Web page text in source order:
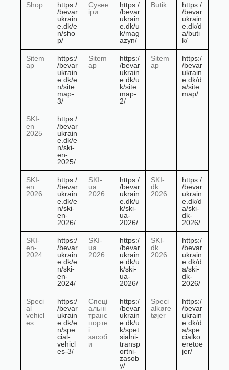
Shop
https:/
/bevar
ukrain
e.dk/e
n/sho
p/
Сувен
іри
https:/
/bevar
ukrain
e.dk/u
k/mag
azyn/
Butik
https:/
/bevar
ukrain
e.dk/d
a/buti
k/
Sitem
ap
https:/
/bevar
ukrain
e.dk/e
n/site
map-
3/
Sitem
ap
https:/
/bevar
ukrain
e.dk/u
k/site
map-
2/
Sitem
ap
https:/
/bevar
ukrain
e.dk/d
a/site
map/
SKI-
en
2025
https:/
/bevar
ukrain
e.dk/e
n/ski-
en-
2025/
SKI-
en
2026
https:/
/bevar
ukrain
e.dk/e
n/ski-
en-
2026/
SKI-
ua
2026
https:/
/bevar
ukrain
e.dk/u
k/ski-
ua-
2026/
SKI-
dk
2026
https:/
/bevar
ukrain
e.dk/d
a/ski-
dk-
2026/
SKI-
en-
2024
https:/
/bevar
ukrain
e.dk/e
n/ski-
en-
2024/
SKI-
ua
2026
https:/
/bevar
ukrain
e.dk/u
k/ski-
ua-
2026/
SKI-
dk
2026
https:/
/bevar
ukrain
e.dk/d
a/ski-
dk-
2026/
Speci
al
vehicl
es
https:/
/bevar
ukrain
e.dk/e
n/spe
cial-
vehicl
es-3/
Спеці
альні
транс
портн
і
засоб
и
https:/
/bevar
ukrain
e.dk/u
k/spet
sialni-
transp
ortni-
zasob
y/
Speci
alkøre
tøjer
https:/
/bevar
ukrain
e.dk/d
a/spe
cialko
eretoe
jer/